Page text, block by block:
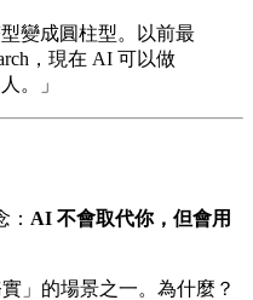
變成圓柱型。以前最
，現在 AI 可以做
。」
AI 不會取代你，但會用
」的場景之一。為什麼？